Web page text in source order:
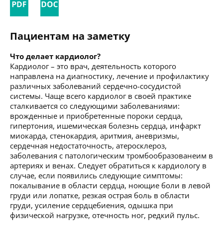
Пациентам на заметку
Что делает кардиолог?
Кардиолог – это врач, деятельность которого
направлена на диагностику, лечение и профилактику
различных заболеваний сердечно-сосудистой
системы. Чаще всего кардиолог в своей практике
сталкивается со следующими заболеваниями:
врожденные и приобретенные пороки сердца,
гипертония, ишемическая болезнь сердца, инфаркт
миокарда, стенокардия, аритмия, аневризмы,
сердечная недостаточность, атеросклероз,
заболевания с патологическим тромбообразованеим в
артериях и венах. Следует обратиться к кардиологу в
случае, если появились следующие симптомы:
покалывание в области сердца, ноющие боли в левой
груди или лопатке, резкая острая боль в области
груди, усиление сердцебиения, одышка при
физической нагрузке, отечность ног, редкий пульс.